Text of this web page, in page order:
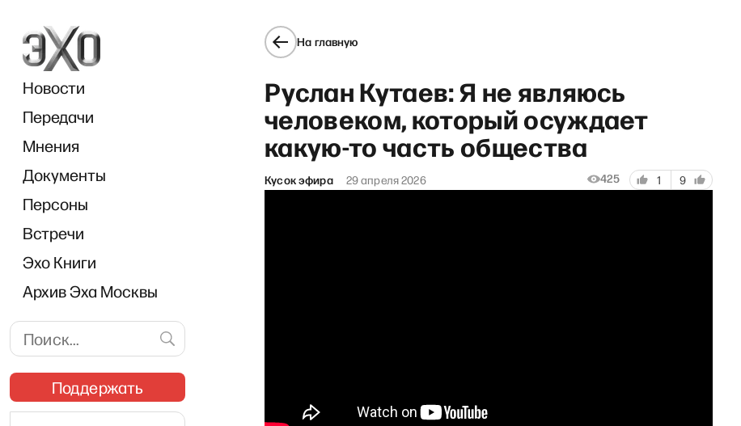
Новости
Передачи
Мнения
Документы
Персоны
Встречи
Эхо Книги
Архив Эха Москвы
Поддержать
На главную
Руслан Кутаев: Я не являюсь
человеком, который осуждает
какую-то часть общества
Кусок эфира 29 апреля 2026 425 1 9